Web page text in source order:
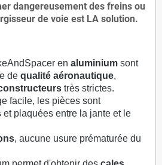
dangereusement des freins ou
de voie est LA solution.
en aluminium sont
de qualité aéronautique,
très strictes.
facile, les pièces sont
et plaquées entre la jante et le
, aucune usure prématurée du